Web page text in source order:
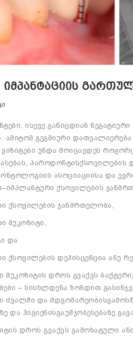
, ისევე განიცდიან ნეგატიური
. ამიტომ გეგმიური დათვალიერება
ვიზიტები უნდა მოიცავდეს
, პაროდონტისქსოვილების
ასოციაციისა და
–იმპლანტური ქსოვილების
ქსოვილების ჯანმრთელობა,
მუკოზიტი,
და
ქსოვილების დეჰისცენცია ანუ
მუკოზიტის დროს გვაქვს
– სისხლდენა ზონდით
ძვალში და მდგომარეობის
და ჰიგიენისგაუმჯობესებაზე
დროს გვაქვს გამოხატული